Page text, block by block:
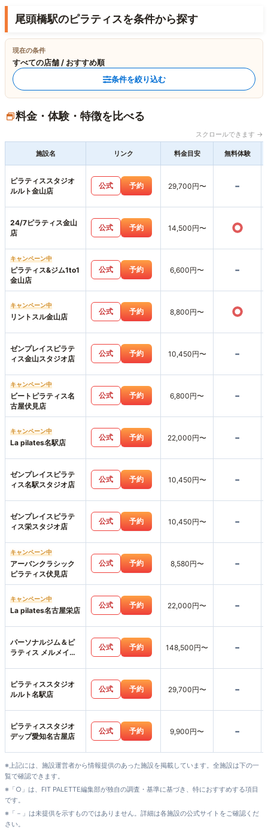
尾頭橋駅のピラティスを条件から探す
現在の条件
すべての店舗 / おすすめ順
条件を絞り込む
料金・体験・特徴を比べる
スクロールできます →
施設名 リンク 料金目安 無料体験
ピラティススタジオ
ルルト金山店
公式 予約 29,700円〜 -
24/7ピラティス金山
店
公式 予約 14,500円〜 ○
キャンペーン中
ピラティス&ジム1to1
金山店
公式 予約 6,600円〜 -
キャンペーン中
リントスル金山店
公式 予約 8,800円〜 ○
ゼンプレイスピラテ
ィス金山スタジオ店
公式 予約 10,450円〜 -
キャンペーン中
ビートピラティス名
古屋伏見店
公式 予約 6,800円〜 -
キャンペーン中
La pilates名駅店
公式 予約 22,000円〜 -
ゼンプレイスピラテ
ィス名駅スタジオ店
公式 予約 10,450円〜 -
ゼンプレイスピラテ
ィス栄スタジオ店
公式 予約 10,450円〜 -
キャンペーン中
アーバンクラシック
ピラティス伏見店
公式 予約 8,580円〜 -
キャンペーン中
La pilates名古屋栄店
公式 予約 22,000円〜 -
パーソナルジム＆ピ
ラティス メルメイク
公式 予約 148,500円〜 -
ピラティススタジオ
ルルト名駅店
公式 予約 29,700円〜 -
ピラティススタジオ
デップ愛知名古屋店
公式 予約 9,900円〜 -
※上記には、施設運営者から情報提供のあった施設を掲載しています。全施設は下の一
覧で確認できます。
※「○」は、FIT PALETTE編集部が独自の調査・基準に基づき、特におすすめする項目
です。
※「－」は未提供を示すものではありません。詳細は各施設の公式サイトをご確認くだ
さい。